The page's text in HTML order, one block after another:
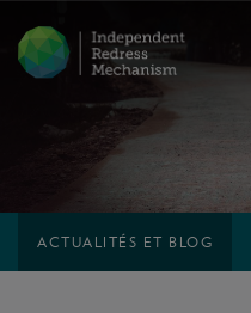
ACTUALITÉS ET BLOG